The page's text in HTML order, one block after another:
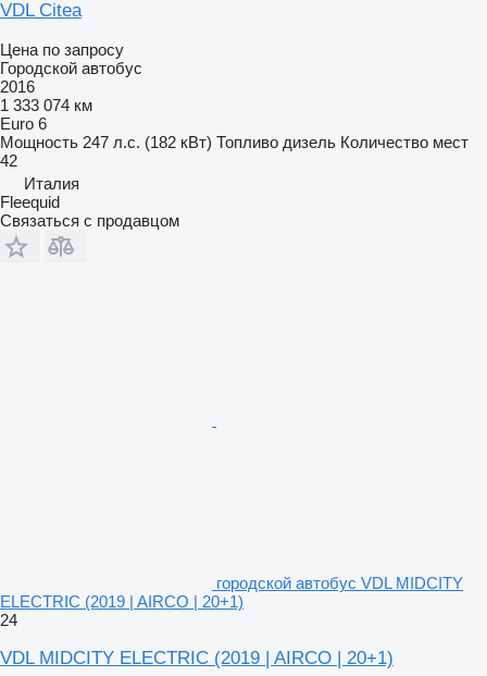
VDL Citea
Цена по запросу
Городской автобус
2016
1 333 074 км
Euro 6
Мощность 247 л.с. (182 кВт) Топливо дизель Количество мест
42
Италия
Fleequid
Связаться с продавцом
городской автобус VDL MIDCITY
ELECTRIC (2019 | AIRCO | 20+1)
24
VDL MIDCITY ELECTRIC (2019 | AIRCO | 20+1)